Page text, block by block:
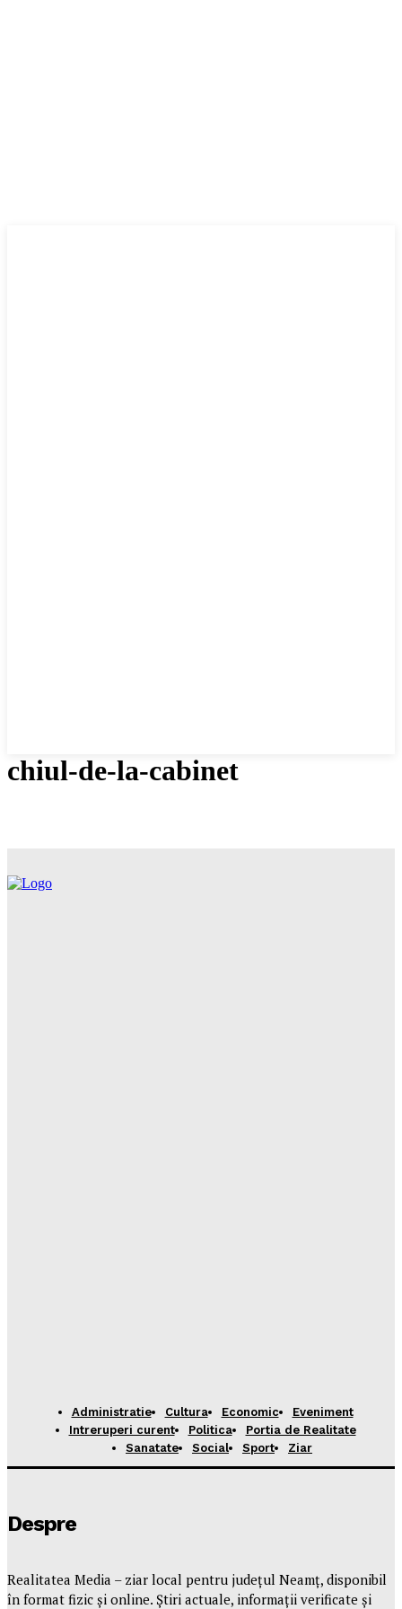
chiul-de-la-cabinet
Administratie Cultura Economic
Eveniment
Intreruperi curent
Politica
Portia de Realitate
Sanatate
Social Sport Ziar
Despre
Realitatea Media – ziar local pentru județul Neamț, disponibil
în format fizic și online. Știri actuale, informații verificate și